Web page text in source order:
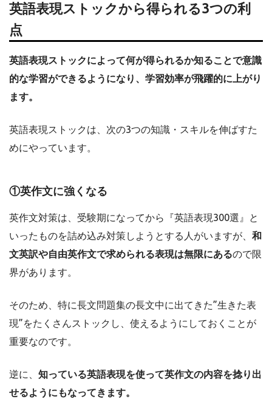
英語表現ストックから得られる3つの利
点
英語表現ストックによって何が得られるか知ることで意識
的な学習ができるようになり、学習効率が飛躍的に上がり
ます。
英語表現ストックは、次の3つの知識・スキルを伸ばすた
めにやっています。
①英作文に強くなる
英作文対策は、受験期になってから『英語表現300選』と
いったものを詰め込み対策しようとする人がいますが、 和
文英訳や自由英作文で求められる表現は無限にあるので限
界があります。
そのため、特に長文問題集の長文中に出てきた”生きた表
現”をたくさんストックし、使えるようにしておくことが
重要なのです。
逆に、 知っている英語表現を使って英作文の内容を捻り出
せるようにもなってきます。